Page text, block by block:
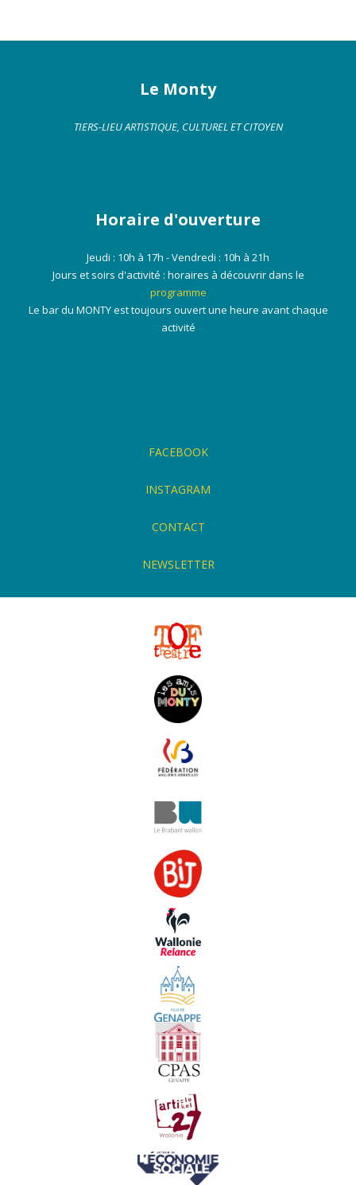
Le Monty
TIERS-LIEU ARTISTIQUE, CULTUREL ET CITOYEN
Horaire d'ouverture
Jeudi : 10h à 17h - Vendredi : 10h à 21h
Jours et soirs d'activité : horaires à découvrir dans le
programme
Le bar du MONTY est toujours ouvert une heure avant chaque
activité
FACEBOOK
INSTAGRAM
CONTACT
NEWSLETTER